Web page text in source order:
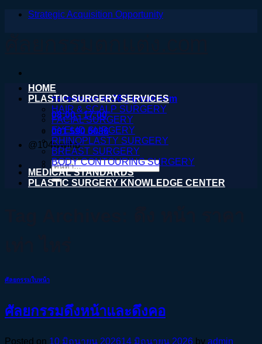
ข้าม
Strategic Acquisition Opportunity
nareeratsale936@gmail.com
08:00 - 17:00
061 590 6036
@104wwihb
ค้นหา:
HOME
PLASTIC SURGERY SERVICES
HAIR & SCALP SURGERY
FACIAL SURGERY
EYELID SURGERY
RHINOPLASTY SURGERY
BREAST SURGERY
BODY CONTOURING SURGERY
MEDICAL STANDARDS
PLASTIC SURGERY KNOWLEDGE CENTER
ศัลยกรรมใบหน้า
ศัลยกรรมดึงหน้าและดึงคอ
Posted on 10 มิถุนายน 202614 มิถุนายน 2026 by admin